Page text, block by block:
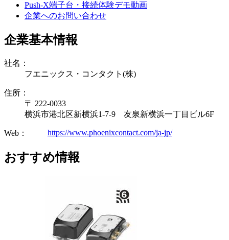
Push-X端子台・接続体験デモ動画
企業へのお問い合わせ
企業基本情報
社名：
フエニックス・コンタクト(株)
住所：
〒 222-0033
横浜市港北区新横浜1-7-9 友泉新横浜一丁目ビル6F
Web： https://www.phoenixcontact.com/ja-jp/
おすすめ情報